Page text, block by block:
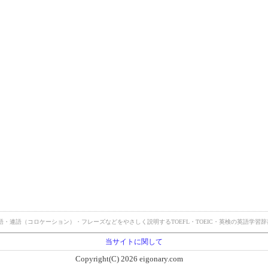
・連語（コロケーション）・フレーズなどをやさしく説明するTOEFL・TOEIC・英検の英語学習
当サイトに関して
Copyright(C) 2026 eigonary.com